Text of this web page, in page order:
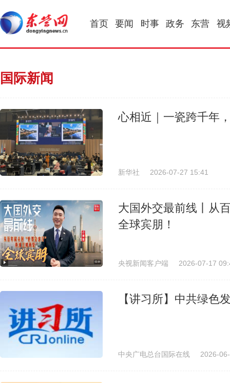
首页 要闻 时事 政务 东营 视
国际新闻
心相近｜一瓷跨千年
新华社 2026-07-27 15:41
大国外交最前线丨从
全球宾朋！
央视新闻客户端 2026-07-17
【讲习所】中共绿色
中央广电总台国际在线 2026-